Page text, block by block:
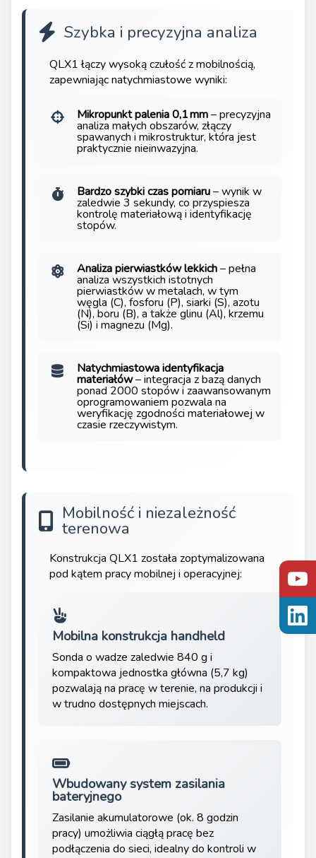
Szybka i precyzyjna analiza
QLX1 łączy wysoką czułość z mobilnością,
zapewniając natychmiastowe wyniki:
Mikropunkt palenia 0,1 mm– precyzyjna
analiza małych obszarów, złączy
spawanych i mikrostruktur, która jest
praktycznie nieinwazyjna.
Bardzo szybki czas pomiaru– wynik w
zaledwie 3 sekundy, co przyspiesza
kontrolę materiałową i identyfikację
stopów.
Analiza pierwiastków lekkich– pełna
analiza wszystkich istotnych
pierwiastków w metalach, w tym
węgla (C), fosforu (P), siarki (S), azotu
(N), boru (B), a także glinu (Al), krzemu
(Si) i magnezu (Mg).
Natychmiastowa identyfikacja
materiałów– integracja z bazą danych
ponad 2000 stopów i zaawansowanym
oprogramowaniem pozwala na
weryfikację zgodności materiałowej w
czasie rzeczywistym.
Mobilność i niezależność
terenowa
Konstrukcja QLX1 została zoptymalizowana
pod kątem pracy mobilnej i operacyjnej:
Mobilna konstrukcja handheld
Sonda o wadze zaledwie 840 g i
kompaktowa jednostka główna (5,7 kg)
pozwalają na pracę w terenie, na produkcji i
w trudno dostępnych miejscach.
Wbudowany system zasilania
bateryjnego
Zasilanie akumulatorowe (ok. 8 godzin
pracy) umożliwia ciągłą pracę bez
podłączenia do sieci, idealny do kontroli w